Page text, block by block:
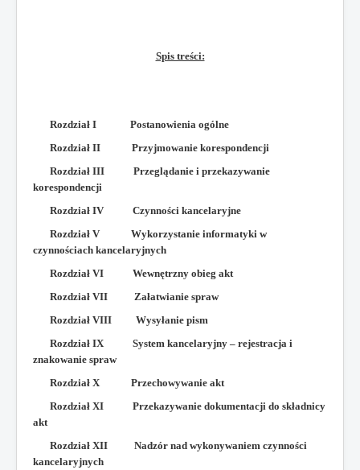
Spis treści:
Rozdział I Postanowienia ogólne
Rozdział II Przyjmowanie korespondencji
Rozdział III Przeglądanie i przekazywanie
korespondencji
Rozdział IV Czynności kancelaryjne
Rozdział V Wykorzystanie informatyki w
czynnościach kancelaryjnych
Rozdział VI Wewnętrzny obieg akt
Rozdział VII Załatwianie spraw
Rozdział VIII Wysyłanie pism
Rozdział IX System kancelaryjny – rejestracja i
znakowanie spraw
Rozdział X Przechowywanie akt
Rozdział XI Przekazywanie dokumentacji do składnicy
akt
Rozdział XII Nadzór nad wykonywaniem czynności
kancelaryjnych